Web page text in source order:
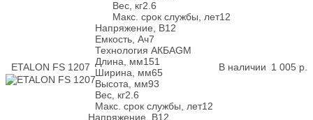
Вес, кг2.6
Макс. срок службы, лет12
ETALON FS 1207
Напряжение, В12
Емкость, Ач7
Технология АКБAGM
Длина, мм151
Ширина, мм65
Высота, мм93
Вес, кг2.6
Макс. срок службы, лет12
В наличии 1 005 р.
Напряжение, В12